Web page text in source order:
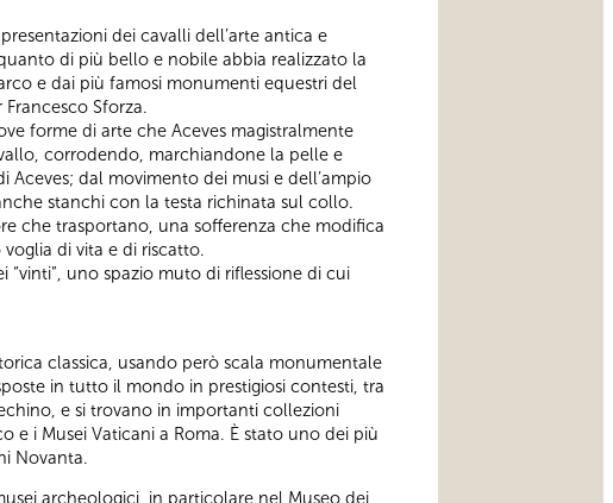
dei cavalli dell’arte antica e
di più bello e nobile abbia realizzato la
e dai più famosi monumenti equestri del
Sforza.
forme di arte che Aceves magistralmente
corrodendo, marchiandone la pelle e
dal movimento dei musi e dell’ampio
stanchi con la testa richinata sul collo.
che trasportano, una sofferenza che modifica
di vita e di riscatto.
uno spazio muto di riflessione di cui
classica, usando però scala monumentale
in tutto il mondo in prestigiosi contesti, tra
e si trovano in importanti collezioni
e i Musei Vaticani a Roma. È stato uno dei più
Novanta.
archeologici, in particolare nel Museo dei